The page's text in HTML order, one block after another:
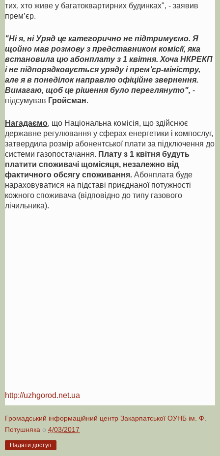
тих, хто живе у багатоквартирних будинках", - заявив
прем’єр.
"Ні я, ні Уряд це категорично не підтримуємо. Я
щойно мав розмову з представником комісії, яка
встановила цю абонплату з 1 квітня. Хоча НКРЕКП
і не підпорядковується уряду і прем’єр-міністру,
але я в понеділок направлю офіційне звернення.
Вимагаю, щоб це рішення було переглянуто", -
підсумував Гройсман.
Нагадаємо, що Національна комісія, що здійснює
державне регулювання у сферах енергетики і компослуг,
затвердила розмір абонентської плати за підключення до
системи газопостачання. Плату з 1 квітня будуть
платити споживачі щомісяця, незалежно від
фактичного обсягу споживання. Абонплата буде
нараховуватися на підставі приєднаної потужності
кожного споживача (відповідно до типу газового
лічильника).
http://uzhgorod.net.ua
Громадський інформаційний центр Закарпатської ОУНБ ім. Ф.
Потушняка о 4/03/2017
Надати доступ